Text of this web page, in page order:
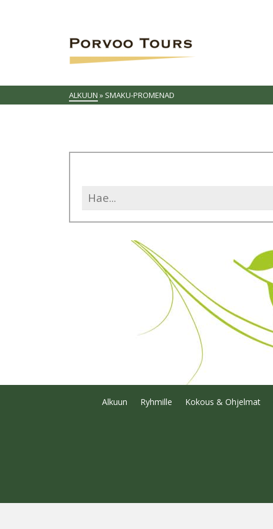
ALKUUN » SMAKU-PROMENAD
Search
for:
Alkuun Ryhmille Kokous & Ohjelmat